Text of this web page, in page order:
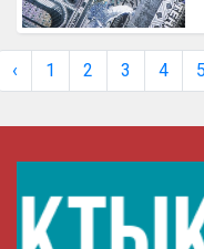
‹ 1 2 3 4 5